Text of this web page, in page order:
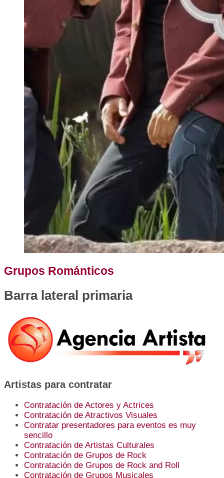
Grupos Románticos
Barra lateral primaria
Artistas para contratar
Contratación de Actores y Actrices
Contratación de Atractivos Visuales
Contratar presentadores para eventos es muy
sencillo
Contratación de Artistas Culturales
Contratación de Grupos de Rock
Contratación de Grupos de Rock and Roll
Contratación de Grupos Musicales